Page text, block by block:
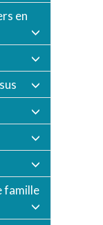
en
famille